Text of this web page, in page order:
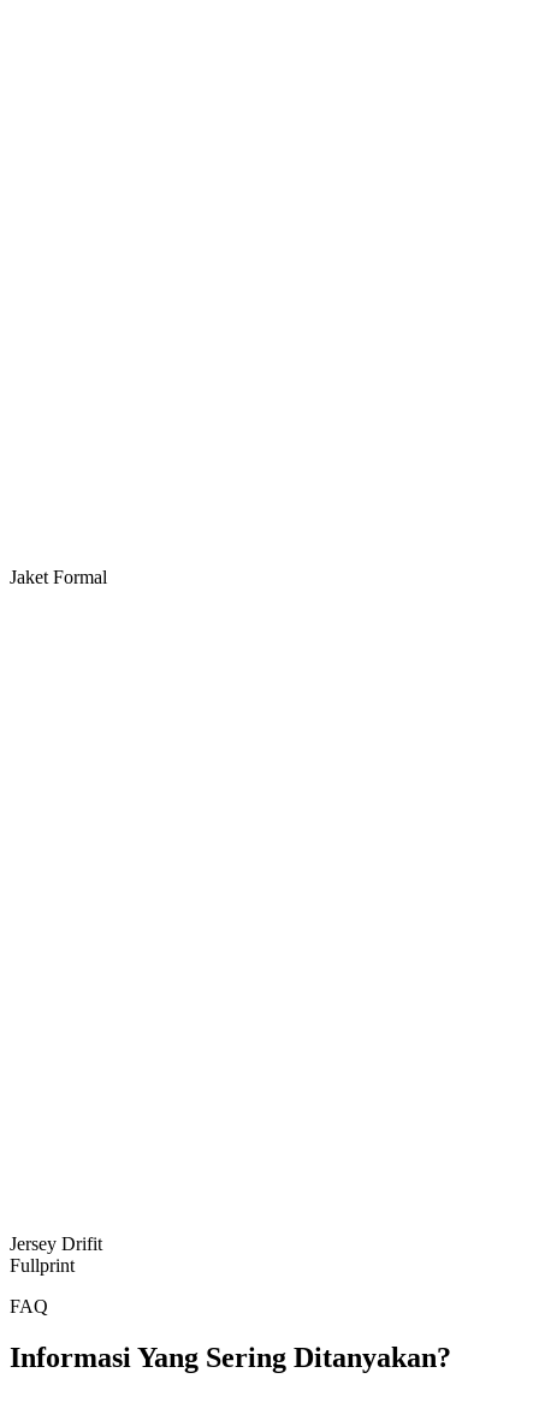
Jaket Formal
Jersey Drifit
Fullprint
FAQ
Informasi Yang Sering Ditanyakan?